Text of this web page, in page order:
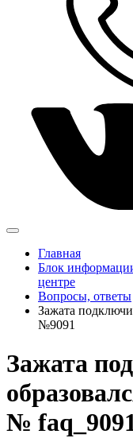
Главная
Блок
центре
Вопросы, ответы
Зажата
№9091
Зажата
№